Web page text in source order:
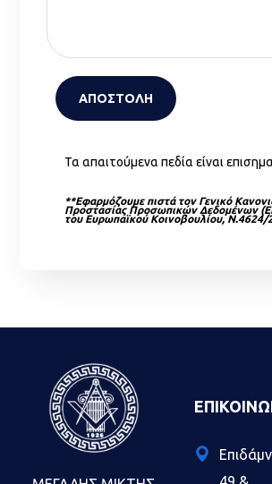
Τα απαιτούμενα πεδία είναι
**Εφαρμόζουμε πιστά τον Γενικό
Προστασίας Προσωπικών Δεδομένων
του Ευρωπαϊκού Κοινοβουλίου, Ν.4624/